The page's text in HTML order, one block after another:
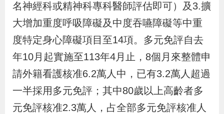
網
站
導
覽
民
意
信
箱
文
字
客
服
統
計
資
訊
E
n
g
l
i
s
h
回
首
頁
R
S
S
名神經科或精神科專科醫師評估即可）及3.擴
大增加重度呼吸障礙及中度吞嚥障礙等中重
度特定身心障礙項目至14項。多元免評自去
年10月起實施至113年4月止，8個月來整體申
請外籍看護核准6.2萬人中，已有3.2萬人超過
一半採用多元免評；其中80歲以上高齡者多
元免評核准2.3萬人，占全部多元免評核准人